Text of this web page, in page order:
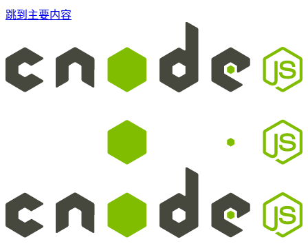
跳到主要内容